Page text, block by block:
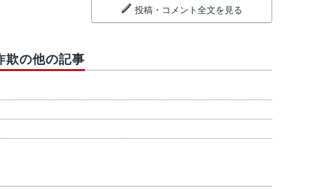
投稿・コメント全文を見る
欺の他の記事